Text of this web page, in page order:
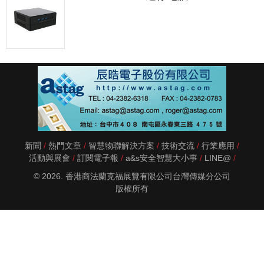
新聞 熱門文章 智慧物聯解決方案 技術交流
行業應用
活動與展會
訂閱電子報 a&s安全智慧大小事
LINE@
© 2026. 香港商法蘭克福展覽有限公司台灣傳媒分公司
版權所有